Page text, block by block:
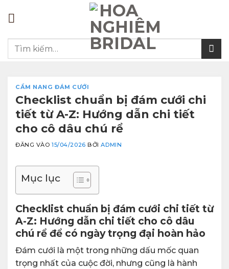
dung
Tìm
CẨM NANG ĐÁM CƯỚI
Checklist chuẩn bị đám cưới chi
tiết từ A-Z: Hướng dẫn chi tiết
cho cô dâu chú rể
ĐĂNG VÀO15/04/2026 BỞIADMIN
Mục lục
Checklist chuẩn bị đám cưới chi tiết từ
A-Z: Hướng dẫn chi tiết cho cô dâu
chú rể để có ngày trọng đại hoàn hảo
Đám cưới là một trong những dấu mốc quan
trọng nhất của cuộc đời, nhưng cũng là hành